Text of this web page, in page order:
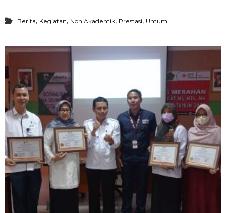
Berita, Kegiatan, Non Akademik, Prestasi, Umum